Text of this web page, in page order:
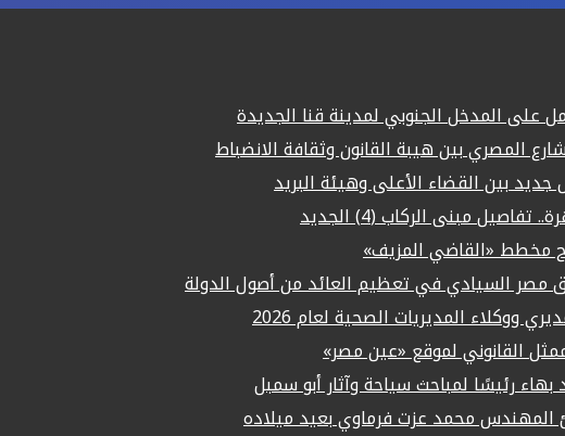
على المدخل الجنوبي لمدينة قنا الجديدة
المصري بين هيبة القانون وثقافة الانضباط
جديد بين القضاء الأعلى وهيئة البريد
مبنى الركاب (4) الجديد
مخطط «القاضي المزيف»
مصر السيادي في تعظيم العائد من أصول الدولة
ووكلاء المديريات الصحية لعام 2026
القانوني لموقع «عين مصر»
رئيسًا لمباحث سياحة وآثار أبو سمبل
المهندس محمد عزت فرماوي بعيد ميلاده